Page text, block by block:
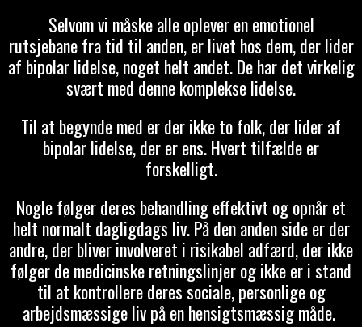
Selvom vi måske alle oplever en emotionel
rutsjebane fra tid til anden, er livet hos dem, der lider
af bipolar lidelse, noget helt andet. De har det virkelig
svært med denne komplekse lidelse.
Til at begynde med er der ikke to folk, der lider af
bipolar lidelse, der er ens. Hvert tilfælde er
forskelligt.
Nogle følger deres behandling effektivt og opnår et
helt normalt dagligdags liv. På den anden side er der
andre, der bliver involveret i risikabel adfærd, der ikke
følger de medicinske retningslinjer og ikke er i stand
til at kontrollere deres sociale, personlige og
arbejdsmæssige liv på en hensigtsmæssig måde.